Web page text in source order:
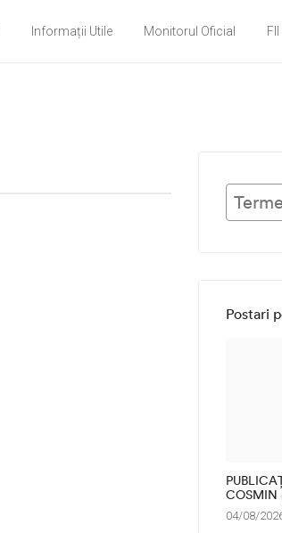
Informații Utile Monitorul Oficial
Postari
COSMIN
04/08/